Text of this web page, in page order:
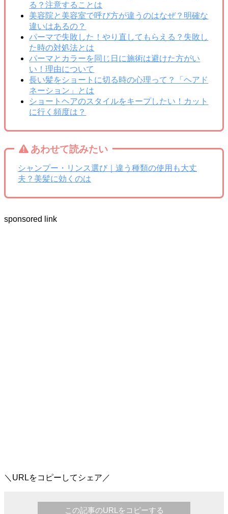
る？注意することは
美容院と美容室で呼び方が違うのはなぜ？明確な
違いはあるの？
パーマで失敗した！やり直してもらえる？失敗し
た時の対処法とは
パーマとカラーを同じ日に施術は避けた方がい
い！理由について
長い髪をショートに切る時の心理って？「ヘアド
ネーション」とは
ショートヘアのスタイルをキープしたい！カット
に行く頻度は？
あわせて読みたい
シャンプー・リンス選び｜違う種類の使用も大丈
夫？美髪に効くのは
sponsored link
＼URLをコピーしてシェア／
この記事のURLをコピーする